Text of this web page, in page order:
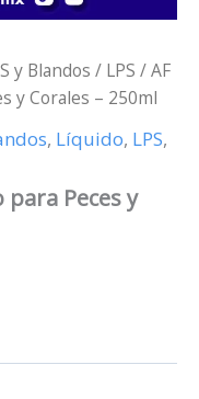
y Blandos / LPS / AF
y Corales – 250ml
, Líquido, LPS,
Peces y